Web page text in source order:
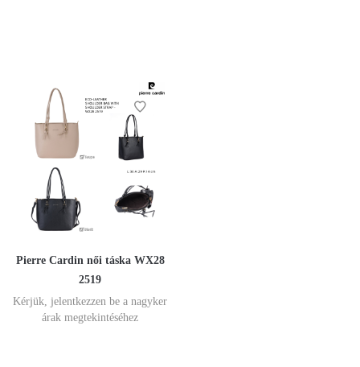
Pierre Cardin női táska WX28
2519
Kérjük, jelentkezzen be a nagyker
árak megtekintéséhez